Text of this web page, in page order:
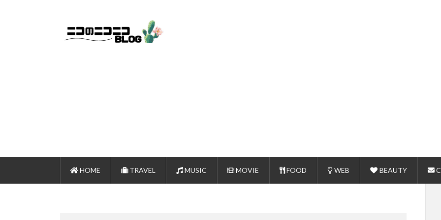
HOME TRAVEL MUSIC MOVIE FOOD WEB BEAUTY